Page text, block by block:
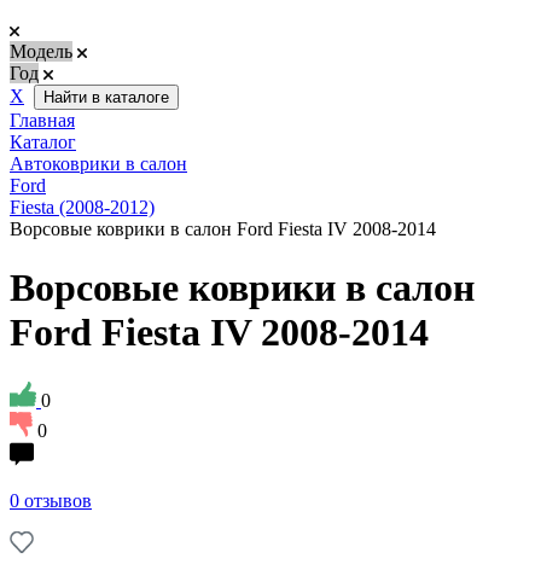
Модель
Год
Х
Найти в каталоге
Главная
Каталог
Автоковрики в салон
Ford
Fiesta (2008-2012)
Ворсовые коврики в салон Ford Fiesta IV 2008-2014
Ворсовые коврики в салон
Ford Fiesta IV 2008-2014
0
0
0 отзывов